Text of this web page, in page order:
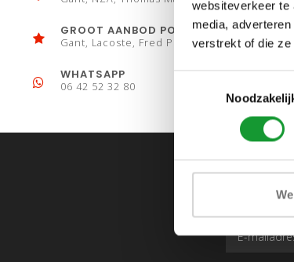
websiteverkeer te
media,
verstrekt of die
GROOT AANBOD POLO´S
Gant, Lacoste, Fred Perry
WHATSAPP
06 42 52 32 80